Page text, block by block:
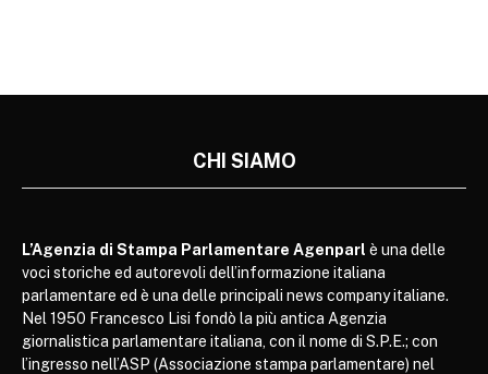
CHI SIAMO
L’Agenzia di Stampa Parlamentare Agenparl è una delle
voci storiche ed autorevoli dell’informazione italiana
parlamentare ed è una delle principali news company italiane.
Nel 1950 Francesco Lisi fondò la più antica Agenzia
giornalistica parlamentare italiana, con il nome di S.P.E.; con
l’ingresso nell’ASP (Associazione stampa parlamentare) nel